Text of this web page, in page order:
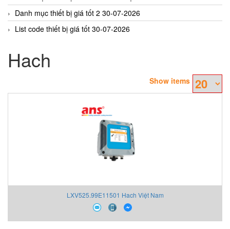
Danh mục thiết bị giá tốt 2 30-07-2026
List code thiết bị giá tốt 30-07-2026
Hach
Show items
LXV525.99E11501 Hach Việt Nam